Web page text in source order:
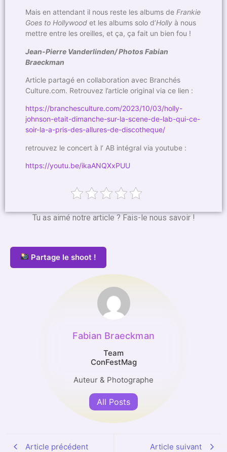
Mais en attendant il nous reste les albums de Frankie
Goes to Hollywood et les albums solo d’Holly à nous
mettre entre les oreilles, et ça, ça fait un bien fou !
Jean-Pierre Vanderlinden/ Photos Fabian
Braeckman
Article partagé en collaboration avec Branchés
Culture.com. Retrouvez l’article original via ce lien :
https://branchesculture.com/2023/10/03/holly-
johnson-etait-dimanche-sur-la-scene-de-lab-qui-ce-
soir-la-a-pris-des-allures-de-discotheque/
retrouvez le concert à l’ AB intégral via youtube :
https://youtu.be/ikaANQXxPUU
Tu as aimé notre article ? Fais-le nous savoir !
Partage le shoot !
Fabian Braeckman
Team
ConFestMag
Auteur & Photographe
All Posts
Article précédent Article suivant